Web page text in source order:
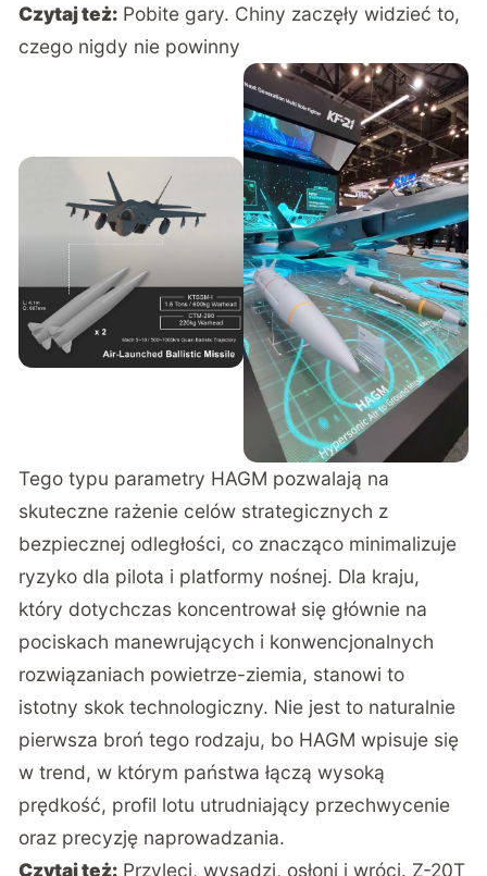
Czytaj też: Pobite gary. Chiny zaczęły widzieć to,
czego nigdy nie powinny
Tego typu parametry HAGM pozwalają na
skuteczne rażenie celów strategicznych z
bezpiecznej odległości, co znacząco minimalizuje
ryzyko dla pilota i platformy nośnej. Dla kraju,
który dotychczas koncentrował się głównie na
pociskach manewrujących i konwencjonalnych
rozwiązaniach powietrze-ziemia, stanowi to
istotny skok technologiczny. Nie jest to naturalnie
pierwsza broń tego rodzaju, bo HAGM wpisuje się
w trend, w którym państwa łączą wysoką
prędkość, profil lotu utrudniający przechwycenie
oraz precyzję naprowadzania.
Czytaj też: Przyleci, wysadzi, osłoni i wróci. Z-20T